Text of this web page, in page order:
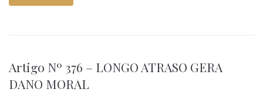
Artigo Nº 376 – LONGO ATRASO GERA
DANO MORAL